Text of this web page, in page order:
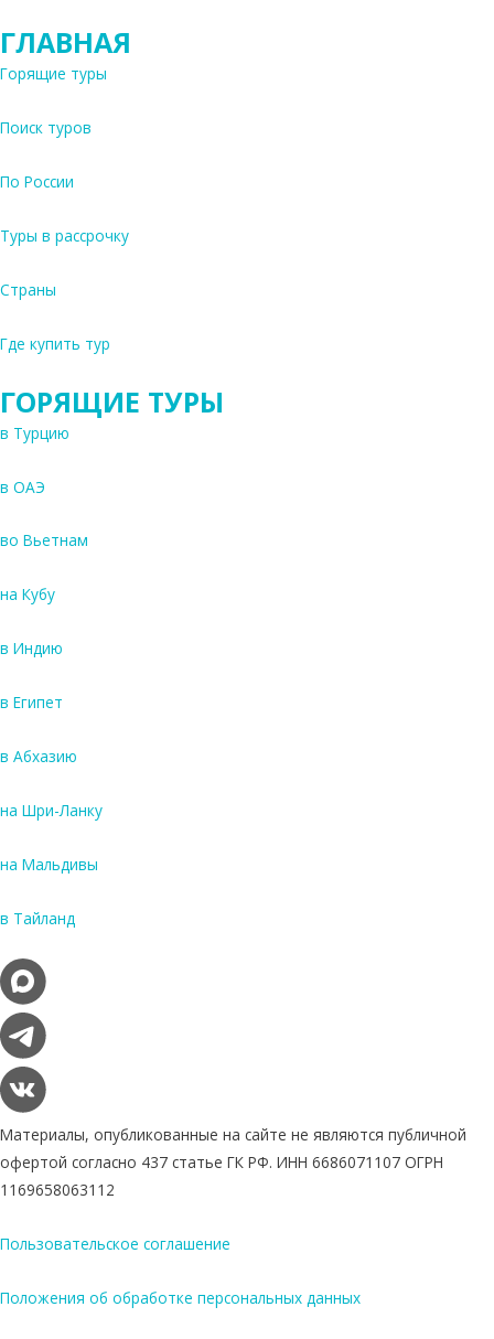
ГЛАВНАЯ
Горящие туры
Поиск туров
По России
Туры в рассрочку
Страны
Где купить тур
ГОРЯЩИЕ ТУРЫ
в Турцию
в ОАЭ
во Вьетнам
на Кубу
в Индию
в Египет
в Абхазию
на Шри-Ланку
на Мальдивы
в Тайланд
Материалы, опубликованные на сайте не являются публичной
офертой согласно 437 статье ГК РФ. ИНН 6686071107 ОГРН
1169658063112
Пользовательское соглашение
Положения об обработке персональных данных